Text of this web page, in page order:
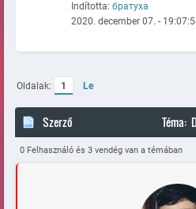
Indította: братуха
2020. december 07. -
Oldalak: 1 Le
Szerző
Téma:
Cayo Perico Heist! (Megtekintve 82543
0 Felhasználó és 3 vendég van a témában